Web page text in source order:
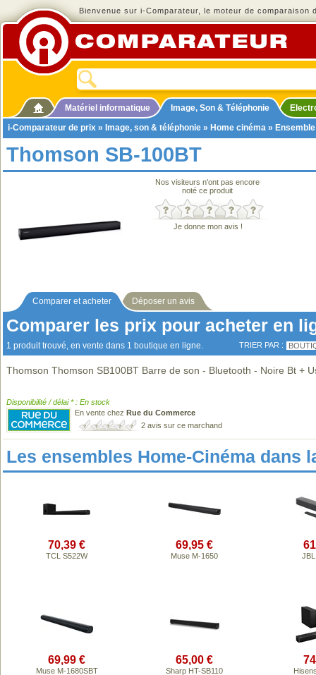
Bienvenue sur i-Comparateur, le moteur de comparaison
Matériel informatique Image, Son & Téléphonie
i-Comparateur de prix » Image, son & téléphonie » Home cinéma »
Thomson SB-100BT
Nos visiteurs n'ont pas encore
noté ce produit
Je donne mon avis !
Comparer et acheter Déposer un avis
Comparer les prix pour acheter en
1 produit trouvé, en vente dans 1 boutique en ligne. TRIER PAR :
Thomson Thomson SB100BT Barre de son - Bluetooth - Noire Bt +
Disponibilité / délai * : En stock
En vente chez Rue du Commerce
2 avis sur ce marchand
Les ensembles Home-Cinéma dans
70,39 €
TCL S522W
69,95 €
Muse M-1650
69,99 €
Muse M-1680SBT
65,00 €
Sharp HT-SB110